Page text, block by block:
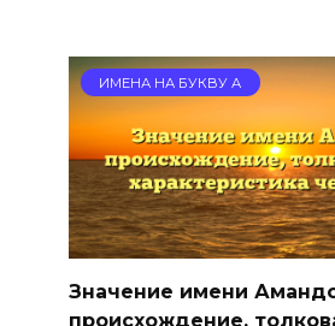
ИМЕНА НА БУКВУ А
Значение имени
происхождение,